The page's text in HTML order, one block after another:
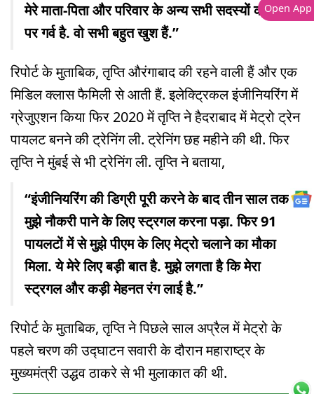
मेरे माता-पिता और परिवार के अन्य सभी सदस्यों को मुझ
पर गर्व है. वो सभी बहुत खुश हैं.”
रिपोर्ट के मुताबिक, तृप्ति औरंगाबाद की रहने वाली हैं और एक
मिडिल क्लास फैमिली से आती हैं. इलेक्ट्रिकल इंजीनियरिंग में
ग्रेजुएशन किया फिर 2020 में तृप्ति ने हैदराबाद में मेट्रो ट्रेन
पायलट बनने की ट्रेनिंग ली. ट्रेनिंग छह महीने की थी. फिर
तृप्ति ने मुंबई से भी ट्रेनिंग ली. तृप्ति ने बताया,
“इंजीनियरिंग की डिग्री पूरी करने के बाद तीन साल तक
मुझे नौकरी पाने के लिए स्ट्रगल करना पड़ा. फिर 91
पायलटों में से मुझे पीएम के लिए मेट्रो चलाने का मौका
मिला. ये मेरे लिए बड़ी बात है. मुझे लगता है कि मेरा
स्ट्रगल और कड़ी मेहनत रंग लाई है.”
रिपोर्ट के मुताबिक, तृप्ति ने पिछले साल अप्रैल में मेट्रो के
पहले चरण की उद्घाटन सवारी के दौरान महाराष्ट्र के
मुख्यमंत्री उद्धव ठाकरे से भी मुलाकात की थी.
Open App